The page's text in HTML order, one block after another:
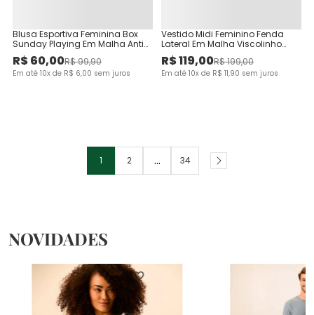
Blusa Esportiva Feminina Box
Sunday Playing Em Malha Anti
Odor Malwee Active
R$60,00R$99,90
Em até 10x de R$ 6,00 sem juros
Vestido Midi Feminino Fenda
Lateral Em Malha Viscolinho
Stretch
R$119,00R$199,00
Em até 10x de R$ 11,90 sem juros
1 2 ... 34
NOVIDADES